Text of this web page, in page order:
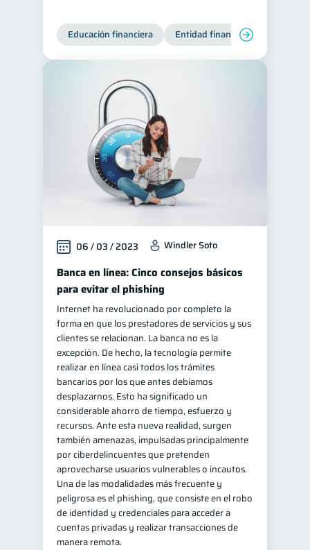
Educación financiera Entidad financiera
06 / 03 / 2023 Windler Soto
Banca en línea: Cinco consejos básicos
para evitar el phishing
Internet ha revolucionado por completo la
forma en que los prestadores de servicios y sus
clientes se relacionan. La banca no es la
excepción. De hecho, la tecnología permite
realizar en línea casi todos los trámites
bancarios por los que antes debíamos
desplazarnos. Esto ha significado un
considerable ahorro de tiempo, esfuerzo y
recursos. Ante esta nueva realidad, surgen
también amenazas, impulsadas principalmente
por ciberdelincuentes que pretenden
aprovecharse usuarios vulnerables o incautos.
Una de las modalidades más frecuente y
peligrosa es el phishing, que consiste en el robo
de identidad y credenciales para acceder a
cuentas privadas y realizar transacciones de
manera remota.